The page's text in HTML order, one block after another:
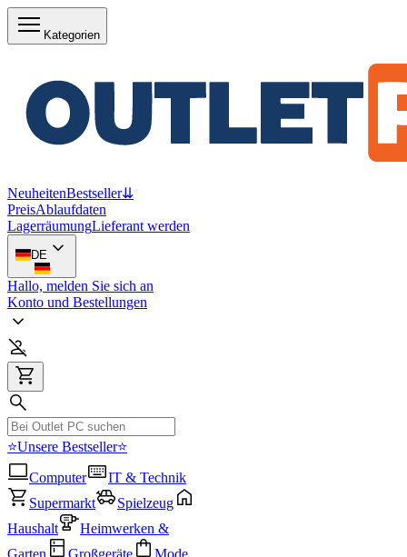
Kategorien
NeuheitenBestseller⇊
PreisAblaufdaten
LagerräumungLieferant werden
DE
Hallo, melden Sie sich an
Konto und Bestellungen
⭐Unsere Bestseller⭐
Computer
IT & Technik
Supermarkt
Spielzeug
Haushalt
Heimwerken &
Garten
Großgeräte Mode